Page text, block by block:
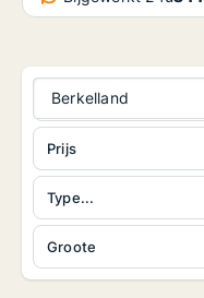
Berkelland
Type...
Groote
Prijs